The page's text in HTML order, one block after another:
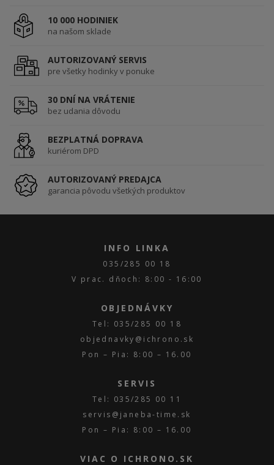
10 000 HODINIEK
na našom sklade
AUTORIZOVANÝ SERVIS
pre všetky hodinky v ponuke
30 DNÍ NA VRÁTENIE
bez udania dôvodu
BEZPLATNÁ DOPRAVA
kuriérom DPD
AUTORIZOVANÝ PREDAJCA
garancia pôvodu všetkých produktov
INFO LINKA
035/285 00 18
V prac. dňoch: 8:00 - 16:00
OBJEDNÁVKY
Tel: 035/285 00 18
objednavky@ichrono.sk
Pon – Pia: 8:00 – 16.00
SERVIS
Tel: 035/285 00 11
servis@janeba-time.sk
Pon – Pia: 8:00 – 16.00
VIAC O ICHRONO.SK